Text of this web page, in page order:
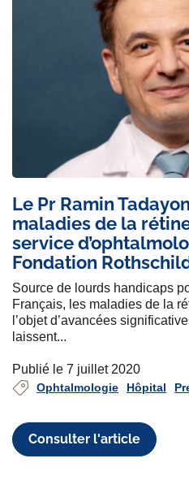
Le Pr Ramin
maladies de la
service
Fondation
Source de lourds handicaps
Français, les maladies de la
l’objet d’avancées
laissent...
Publié le 7 juillet 2020
Ophtalmologie Hôpital
Consulter l'article